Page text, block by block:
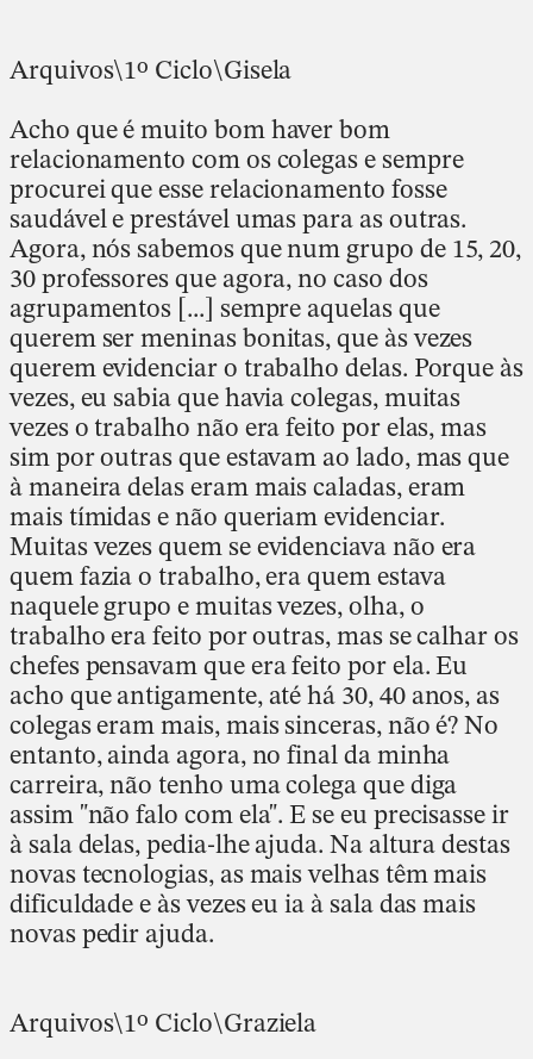
Arquivos\1º Ciclo\Gisela
Acho que é muito bom haver bom
relacionamento com os colegas e sempre
procurei que esse relacionamento fosse
saudável e prestável umas para as outras.
Agora, nós sabemos que num grupo de 15, 20,
30 professores que agora, no caso dos
agrupamentos [...] sempre aquelas que
querem ser meninas bonitas, que às vezes
querem evidenciar o trabalho delas. Porque às
vezes, eu sabia que havia colegas, muitas
vezes o trabalho não era feito por elas, mas
sim por outras que estavam ao lado, mas que
à maneira delas eram mais caladas, eram
mais tímidas e não queriam evidenciar.
Muitas vezes quem se evidenciava não era
quem fazia o trabalho, era quem estava
naquele grupo e muitas vezes, olha, o
trabalho era feito por outras, mas se calhar os
chefes pensavam que era feito por ela. Eu
acho que antigamente, até há 30, 40 anos, as
colegas eram mais, mais sinceras, não é? No
entanto, ainda agora, no final da minha
carreira, não tenho uma colega que diga
assim "não falo com ela". E se eu precisasse ir
à sala delas, pedia-lhe ajuda. Na altura destas
novas tecnologias, as mais velhas têm mais
dificuldade e às vezes eu ia à sala das mais
novas pedir ajuda.
Arquivos\1º Ciclo\Graziela